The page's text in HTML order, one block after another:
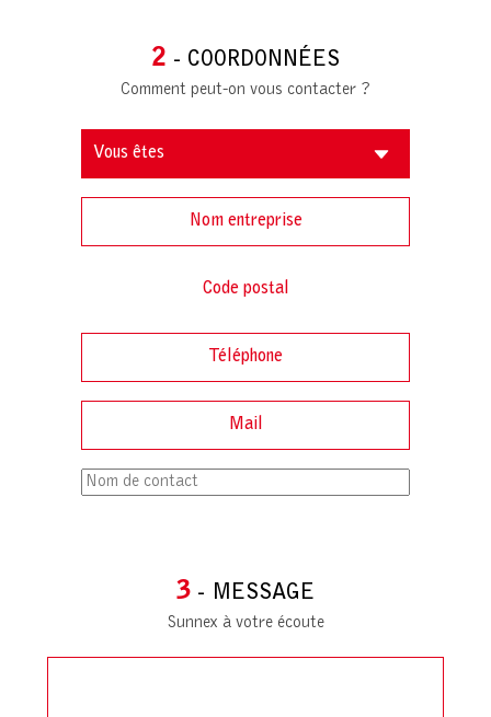
2 - COORDONNÉES
Comment peut-on vous contacter ?
3 - MESSAGE
Sunnex à votre écoute